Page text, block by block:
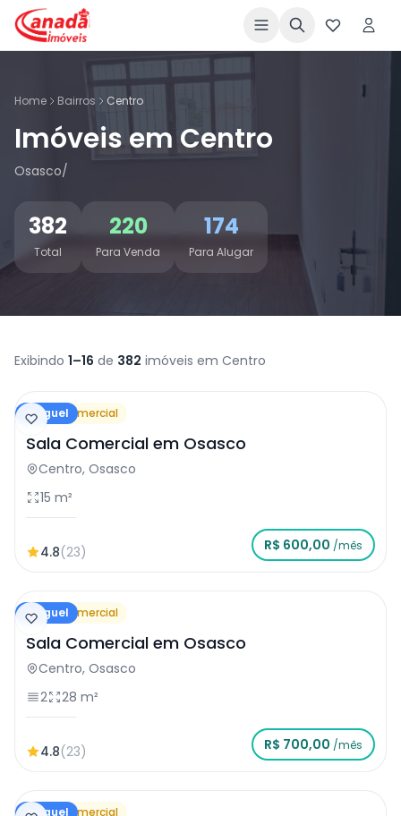
Home Bairros Centro
Imóveis em Centro
Osasco/
382
Total
220
Para Venda
174
Para Alugar
Exibindo 1–16 de 382 imóveis em Centro
Aluguel
Sala Comercial
Sala Comercial em Osasco
Centro, Osasco
15 m²
4.8(23) R$ 600,00 /mês
Aluguel
Sala Comercial
Sala Comercial em Osasco
Centro, Osasco
2
28 m²
4.8(23) R$ 700,00 /mês
Aluguel
Sala Comercial